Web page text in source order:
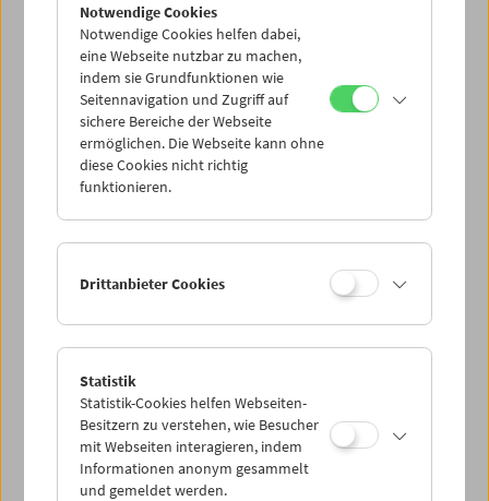
Di 6.4.
Mi 7.4.
Do 8.4.
So 11.4.
PROGRAMM ÜBERBLICK
Notwendige Cookies
Notwendige Cookies helfen dabei,
eine Webseite nutzbar zu machen,
indem sie Grundfunktionen wie
Seitennavigation und Zugriff auf
sichere Bereiche der Webseite
ermöglichen. Die Webseite kann ohne
diese Cookies nicht richtig
funktionieren.
Drittanbieter Cookies
Statistik
Statistik-Cookies helfen Webseiten-
Besitzern zu verstehen, wie Besucher
mit Webseiten interagieren, indem
Informationen anonym gesammelt
und gemeldet werden.